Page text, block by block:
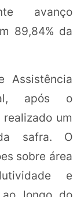
avanço
89,84% da
Assistência
após o
um
safra. O
sobre área
e